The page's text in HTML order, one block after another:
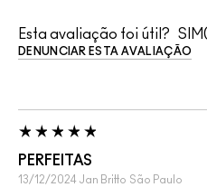
Esta avaliação foi útil?
DENUNCIAR ESTA AVALIAÇÃO
PERFEITAS
13/12/2024 Jan Britto São Paulo